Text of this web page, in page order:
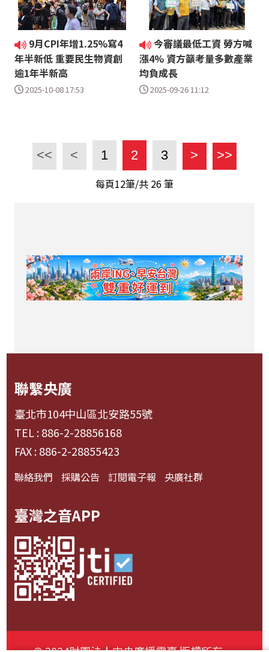
9月CPI年增1.25%寫4
年半新低 重要民生物資創
逾1年半新高
2025-10-08 17:53
今審議最低工資 勞方喊
漲4% 資方籲考量多數產業
均負成長
2025-09-26 11:12
<< < 1 2 3 > >>
每頁12筆/共 26筆
聯繫央廣
臺北市104中山區北安路55號
TEL : 886-2-28856168
FAX : 886-2-28855423
聯絡我們 採購公告 訂閱電子報 央廣社群
臺灣之音APP